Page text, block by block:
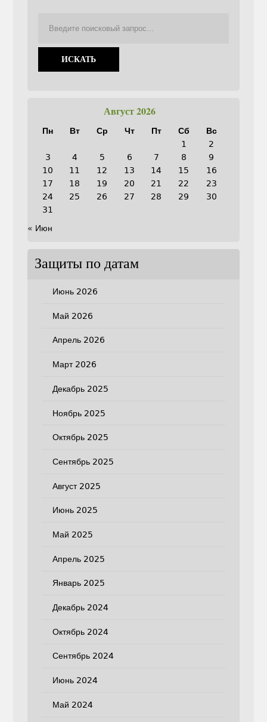
Август 2026
Пн Вт Ср Чт Пт Сб
Вс
1
2
3
4 5 6 7 8
9
10
11 12 13 14 15
16
17
18 19 20 21 22
23
24
25 26 27 28 29
30
31
« Июн
Защиты по датам
Июнь 2026
Май 2026
Апрель 2026
Март 2026
Декабрь 2025
Ноябрь 2025
Октябрь 2025
Сентябрь 2025
Август 2025
Июнь 2025
Май 2025
Апрель 2025
Январь 2025
Декабрь 2024
Октябрь 2024
Сентябрь 2024
Июнь 2024
Май 2024